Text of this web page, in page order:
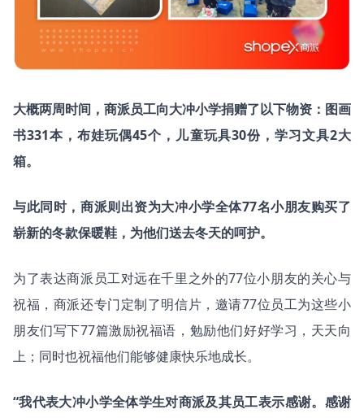
大概两周时间，商派员工向大冲小学捐赠了以下物资：图画
书331本，布娃玩偶45个，儿童玩具30份，学习文具2大
箱。
与此同时，商派则出资为大冲小学全体77名小朋友购买了
崭新的冬款保暖鞋，为他们送去冬天的呵护。
为了表达商派员工对远在千里之外的77位小朋友的关心与
祝福，商派还专门定制了明信片，邀请77位员工为这些小
朋友们写下77篇激励祝福语，勉励他们好好学习，天天向
上；同时也祝福他们能够健康快乐地成长。
“我代表大冲小学全体学生对商派及其员工表示感谢。感谢